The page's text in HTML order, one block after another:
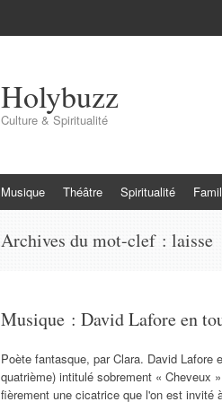
Holybuzz
Culture & Spiritualité
Musique Théâtre Spiritualité
Archives du mot-clef : laisse
Musique : David Lafore en
Poète fantasque, par Clara. David Lafore
quatrième) intitulé sobrement « Cheveux
fièrement une cicatrice que l'on est